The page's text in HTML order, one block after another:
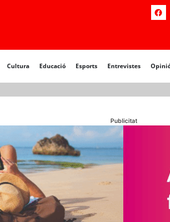
Cultura Educació Esports Entrevistes
Opinió
Publicitat